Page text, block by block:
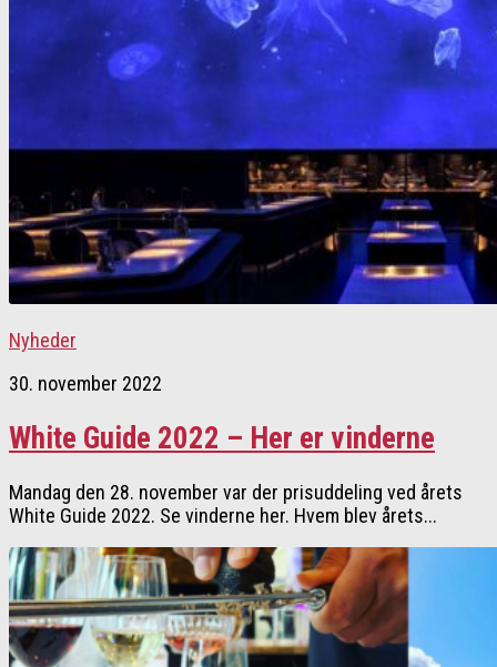
Nyheder
30. november 2022
White Guide 2022 – Her er vinderne
Mandag den 28. november var der prisuddeling ved årets
White Guide 2022. Se vinderne her. Hvem blev årets...